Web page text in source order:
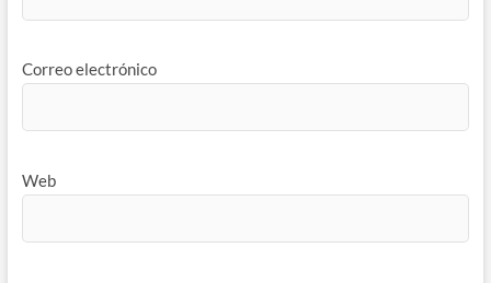
Correo electrónico
Web